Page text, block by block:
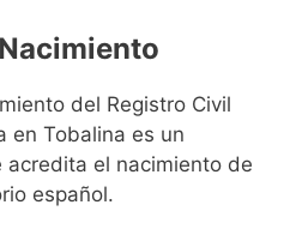
del Registro Civil
en Tobalina es un
el nacimiento de
español.